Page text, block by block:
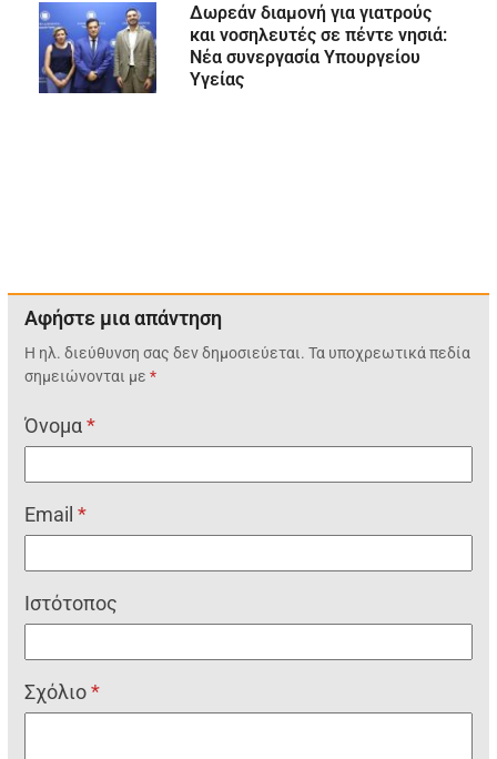
Δωρεάν διαμονή για γιατρούς
και νοσηλευτές σε πέντε νησιά:
Νέα συνεργασία Υπουργείου
Υγείας
Αφήστε μια απάντηση
Η ηλ. διεύθυνση σας δεν δημοσιεύεται. Τα υποχρεωτικά πεδία
σημειώνονται με*
Όνομα*
Email*
Ιστότοπος
Σχόλιο*